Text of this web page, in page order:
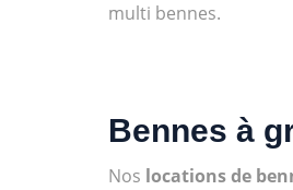
multi bennes.
Bennes à
Nos locations de